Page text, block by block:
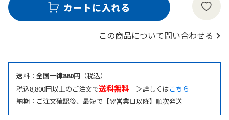
この商品について問い合わせる
送料： 全国一律880円 （税込）
税込8,800円以上のご注文で送料無料 ＞詳しくはこちら
納期：ご注文確認後、最短で【翌営業日以降】順次発送